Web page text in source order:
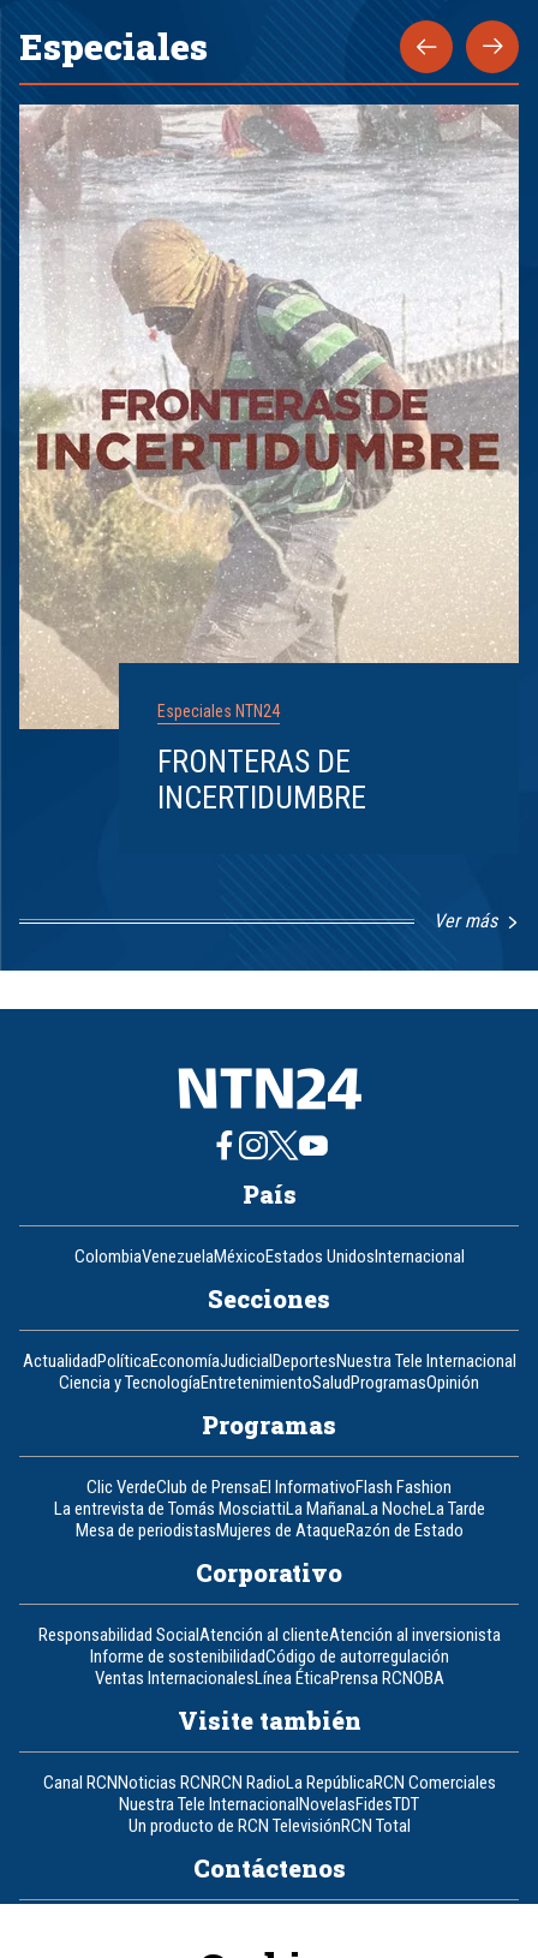
Especiales
Especiales NTN24
FRONTERAS DE
INCERTIDUMBRE
Ver más
1
8
País
ColombiaVenezuelaMéxicoEstados UnidosInternacional
Secciones
ActualidadPolíticaEconomíaJudicialDeportesNuestra Tele Internacional
Ciencia y TecnologíaEntretenimientoSaludProgramasOpinión
Programas
Clic VerdeClub de PrensaEl InformativoFlash Fashion
La entrevista de Tomás MosciattiLa MañanaLa NocheLa Tarde
Mesa de periodistasMujeres de AtaqueRazón de Estado
Corporativo
Responsabilidad SocialAtención al clienteAtención al inversionista
Informe de sostenibilidadCódigo de autorregulación
Ventas InternacionalesLínea ÉticaPrensa RCNOBA
Visite también
Canal RCNNoticias RCNRCN RadioLa RepúblicaRCN Comerciales
Nuestra Tele InternacionalNovelasFidesTDT
Un producto de RCN TelevisiónRCN Total
Contáctenos